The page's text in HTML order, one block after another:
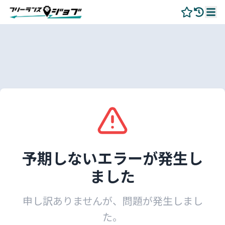
予期しないエラーが発生し
ました
申し訳ありませんが、問題が発生しまし
た。